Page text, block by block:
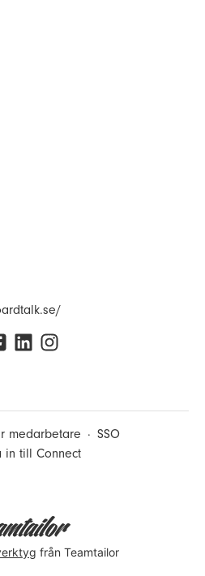
medarbetare · SSO
in till Connect
från Teamtailor